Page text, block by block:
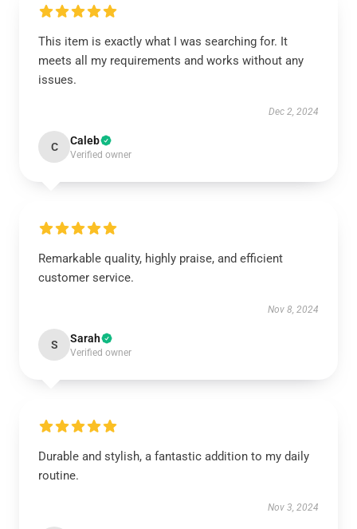
This item is exactly what I was searching for. It
meets all my requirements and works without any
issues.
Dec 2, 2024
C Caleb
Verified owner
Remarkable quality, highly praise, and efficient
customer service.
Nov 8, 2024
S Sarah
Verified owner
Durable and stylish, a fantastic addition to my daily
routine.
Nov 3, 2024